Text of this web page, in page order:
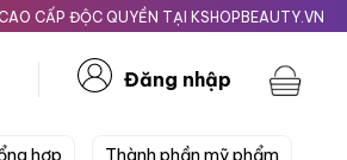
ĐỘC QUYỀN TẠI KSHOPBEAUTY.VN Giao
Đăng nhập
hợp Thành phần mỹ phẩm